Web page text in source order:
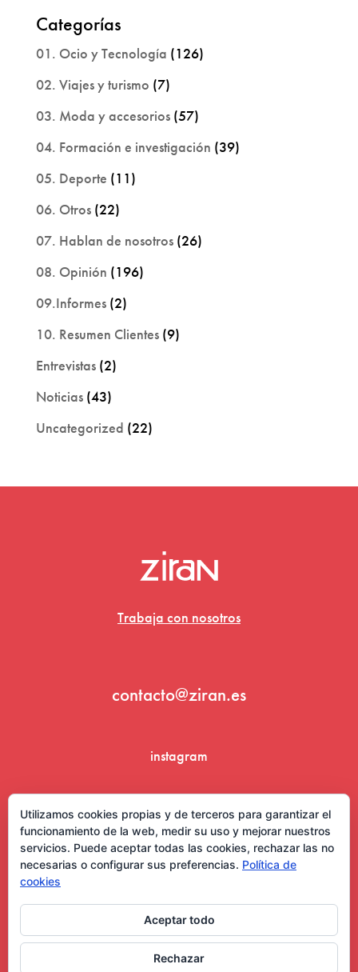
Categorías
01. Ocio y Tecnología (126)
02. Viajes y turismo (7)
03. Moda y accesorios(57)
04. Formación e investigación (39)
05. Deporte (11)
06. Otros(22)
07. Hablan de nosotros(26)
08. Opinión (196)
09.Informes(2)
10. Resumen Clientes(9)
Entrevistas(2)
Noticias(43)
Uncategorized (22)
Trabaja con nosotros
contacto@ziran.es
instagram
Aviso Legal y Condiciones de Uso
Utilizamos cookies propias y de terceros para garantizar el
funcionamiento de la web, medir su uso y mejorar nuestros
servicios. Puede aceptar todas las cookies, rechazar las no
necesarias o configurar sus preferencias. Política de
cookies
Aceptar todo
Rechazar